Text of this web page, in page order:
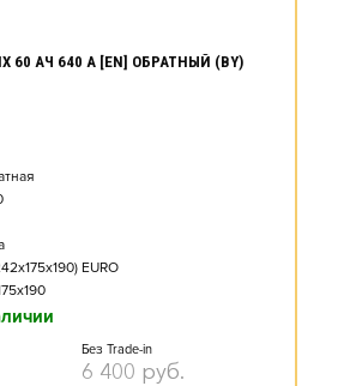
60 АЧ 640 А [EN] ОБРАТНЫЙ (BY)
EURO
Без Trade-in
6 400 руб.